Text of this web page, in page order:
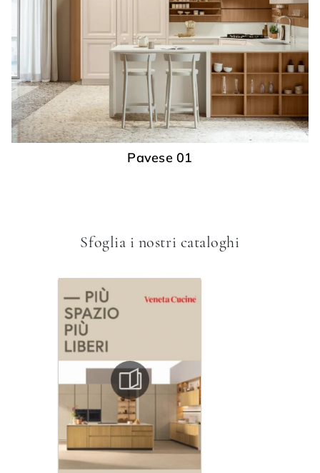
Pavese 01
Sfoglia i nostri cataloghi